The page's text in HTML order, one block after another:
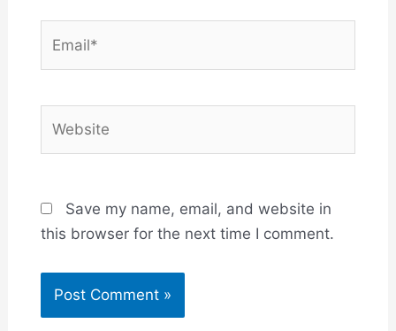
Save my name, email, and website in
this browser for the next time I comment.